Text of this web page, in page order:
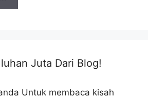
Juta Dari Blog!
Untuk membaca kisah